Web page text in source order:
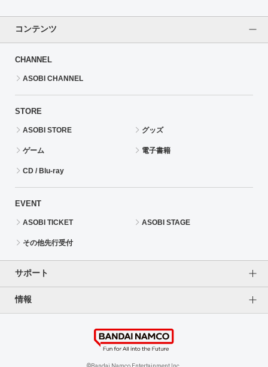
コンテンツ
CHANNEL
ASOBI CHANNEL
STORE
ASOBI STORE グッズ
ゲーム 電子書籍
CD / Blu-ray
EVENT
ASOBI TICKET ASOBI STAGE
その他先行受付
サポート
よくあるご質問（FAQ）
情報
個人情報保護方針
特定商取引法に基づく表記 企業情報